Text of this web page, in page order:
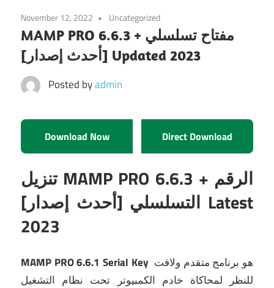
November 12, 2022 Uncategorized
MAMP PRO 6.6.3 + مفتاح تسلسلي
[أحدث إصدار] Updated 2023
Posted byadmin
Download Now Direct Download
تنزيل MAMP PRO 6.6.3 + الرقم
التسلسلي [أحدث إصدار] Latest
2023
MAMP PRO 6.6.1 Serial Key
للنظر لمحاكاة خادم الكمبيوتر تحت نظام التشغيل